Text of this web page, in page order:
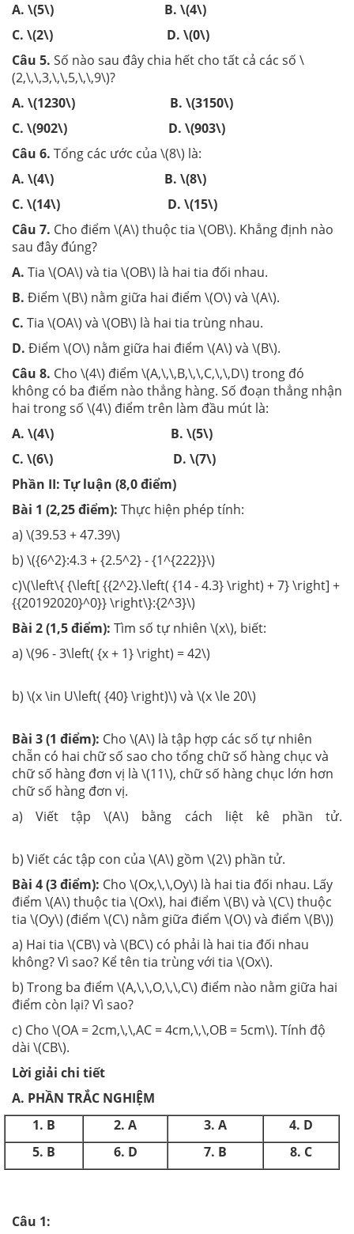
A. \(5\) B. \(4\)
C. \(2\) D. \(0\)
Câu 5. Số nào sau đây chia hết cho tất cả các số \
(2,\,\,3,\,\,5,\,\,9\)?
A. \(1230\) B. \(3150\)
C. \(902\) D. \(903\)
Câu 6. Tổng các ước của \(8\) là:
A. \(4\) B. \(8\)
C. \(14\) D. \(15\)
Câu 7. Cho điểm \(A\) thuộc tia \(OB\). Khẳng định nào
sau đây đúng?
A. Tia \(OA\) và tia \(OB\) là hai tia đối nhau.
B. Điểm \(B\) nằm giữa hai điểm \(O\) và \(A\).
C. Tia \(OA\) và \(OB\) là hai tia trùng nhau.
D. Điểm \(O\) nằm giữa hai điểm \(A\) và \(B\).
Câu 8. Cho \(4\) điểm \(A,\,\,B,\,\,C,\,\,D\) trong đó
không có ba điểm nào thẳng hàng. Số đoạn thẳng nhận
hai trong số \(4\) điểm trên làm đầu mút là:
A. \(4\) B. \(5\)
C. \(6\) D. \(7\)
Phần II: Tự luận (8,0 điểm)
Bài 1 (2,25 điểm): Thực hiện phép tính:
a) \(39.53 + 47.39\)
b) \({6^2}:4.3 + {2.5^2} - {1^{222}}\)
c)\(\left\{ {\left[ {{2^2}.\left( {14 - 4.3} \right) + 7} \right] +
{{20192020}^0}} \right\}:{2^3}\)
Bài 2 (1,5 điểm): Tìm số tự nhiên \(x\), biết:
a) \(96 - 3\left( {x + 1} \right) = 42\)
b) \(x \in U\left( {40} \right)\) và \(x \le 20\)
Bài 3 (1 điểm): Cho \(A\) là tập hợp các số tự nhiên
chẵn có hai chữ số sao cho tổng chữ số hàng chục và
chữ số hàng đơn vị là \(11\), chữ số hàng chục lớn hơn
chữ số hàng đơn vị.
a) Viết tập \(A\) bằng cách liệt kê phần tử.
b) Viết các tập con của \(A\) gồm \(2\) phần tử.
Bài 4 (3 điểm): Cho \(Ox,\,\,Oy\) là hai tia đối nhau. Lấy
điểm \(A\) thuộc tia \(Ox\), hai điểm \(B\) và \(C\) thuộc
tia \(Oy\) (điểm \(C\) nằm giữa điểm \(O\) và điểm \(B\))
a) Hai tia \(CB\) và \(BC\) có phải là hai tia đối nhau
không? Vì sao? Kể tên tia trùng với tia \(Ox\).
b) Trong ba điểm \(A,\,\,O,\,\,C\) điểm nào nằm giữa hai
điểm còn lại? Vì sao?
c) Cho \(OA = 2cm,\,\,AC = 4cm,\,\,OB = 5cm\). Tính độ
dài \(CB\).
Lời giải chi tiết
A. PHẦN TRẮC NGHIỆM
1. B
2. A 3. A
4. D
5. B
6. D 7. B 8. C
Câu 1: